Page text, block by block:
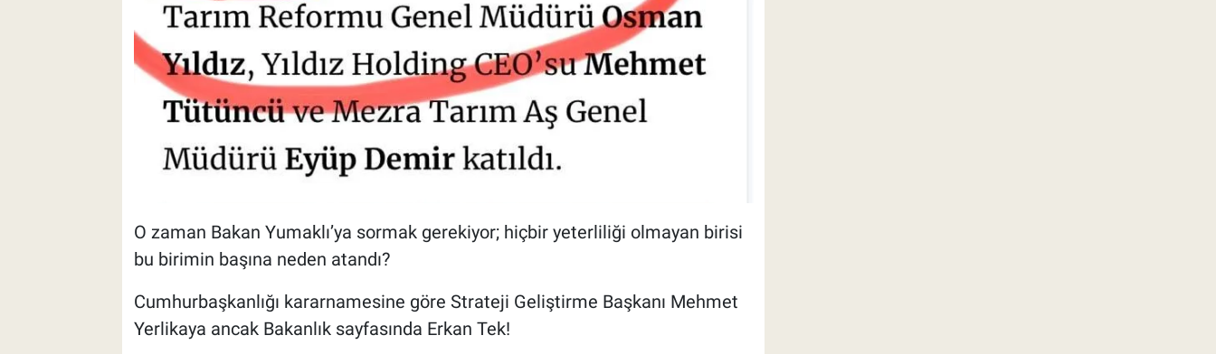
O zaman Bakan Yumaklı’ya sormak gerekiyor; hiçbir yeterliliği olmayan birisi
bu birimin başına neden atandı?
Cumhurbaşkanlığı kararnamesine göre Strateji Geliştirme Başkanı Mehmet
Yerlikaya ancak Bakanlık sayfasında Erkan Tek!